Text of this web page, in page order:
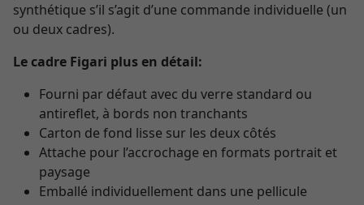
synthétique s’il s’agit d’une commande individuelle (un
ou deux cadres).
Le cadre Figari plus en détail:
Fourni par défaut avec du verre standard ou
antireflet, à bords non tranchants
Carton de fond lisse sur les deux côtés
Attache pour l’accrochage en formats portrait et
paysage
Emballé individuellement dans une pellicule